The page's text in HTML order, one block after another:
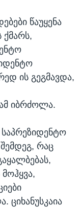
წაუყენა
ქმარს,
ის გეგმავდა,
იბრძოლა.
საპრეზიდენტო
რაც
ციხანუსკაია